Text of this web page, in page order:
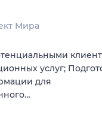
Мира
услуг;
для